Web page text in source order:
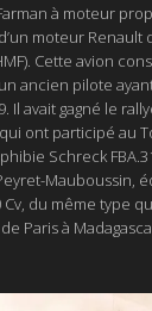
à moteur
moteur Renault
Cette avion
ancien pilote
Il avait gagné le
ont participé au
Schreck
Mauboussin,
du même type
Paris à